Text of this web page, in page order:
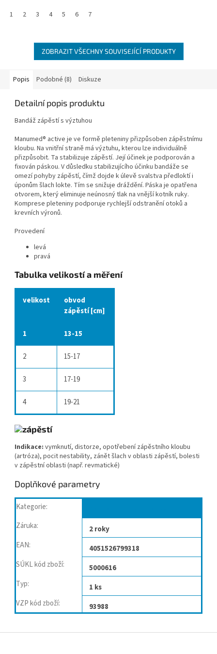
1 2 3 4 5 6 7
ZOBRAZIT VŠECHNY SOUVISEJÍCÍ PRODUKTY
Popis Podobné (8) Diskuze
Detailní popis produktu
Bandáž zápěstí s výztuhou
Manumed® active je ve formě pleteniny přizpůsoben zápěstnímu
kloubu. Na vnitřní straně má výztuhu, kterou lze individuálně
přizpůsobit. Ta stabilizuje zápěstí. Její účinek je podporován a
fixován páskou. V důsledku stabilizujícího účinku bandáže se
omezí pohyby zápěstí, čímž dojde k úlevě svalstva předloktí i
úponům šlach lokte. Tím se snižuje dráždění. Páska je opatřena
otvorem, který eliminuje neúnosný tlak na vnější kotník ruky.
Komprese pleteniny podporuje rychlejší odstranění otoků a
krevních výronů.
Provedení
levá
pravá
Tabulka velikostí a měření
velikost
obvod
zápěstí [cm]
1 13-15
2 15-17
3 17-19
4 19-21
Indikace: vymknutí, distorze, opotřebení zápěstního kloubu
(artróza), pocit nestability, zánět šlach v oblasti zápěstí, bolesti
v zápěstní oblasti (např. revmatické)
Doplňkové parametry
Kategorie:
Záruka:
2 roky
EAN:
4051526799318
SÚKL kód zboží:
5000616
Typ:
1 ks
VZP kód zboží: 93988